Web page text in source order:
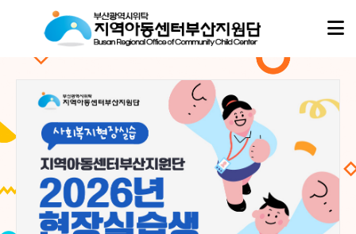
아동이행복한 세상,
지역아동센터부산지원단
이 함께합니다.
지역아동센터부산지원단은
부산지역 16개 구·군의 모든 지역아동센터, 협동돌봄센터와 함께하며
아동이행복한 세상,
지역아동센터부산지원단
이 함께합니다.
지역아동센터부산지원단은
부산지역 16개 구·군의 모든 지역아동센터, 협동돌봄센터와 함께하며